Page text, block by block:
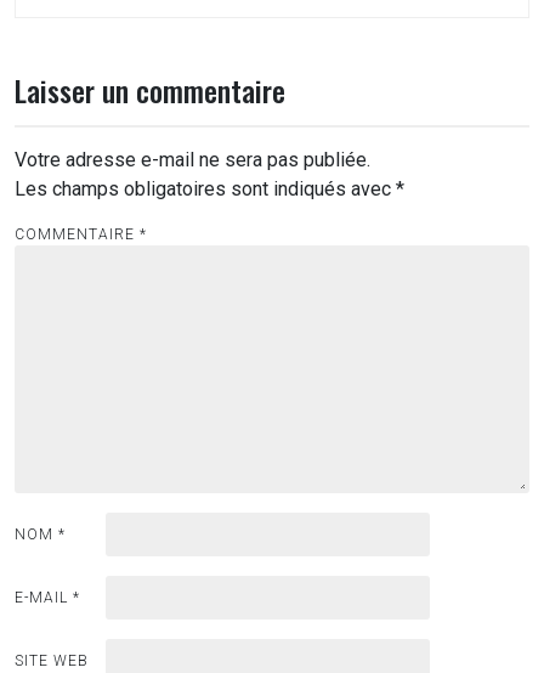
Laisser un commentaire
Votre adresse e-mail ne sera pas publiée.
Les champs obligatoires sont indiqués avec *
COMMENTAIRE *
NOM *
E-MAIL *
SITE WEB